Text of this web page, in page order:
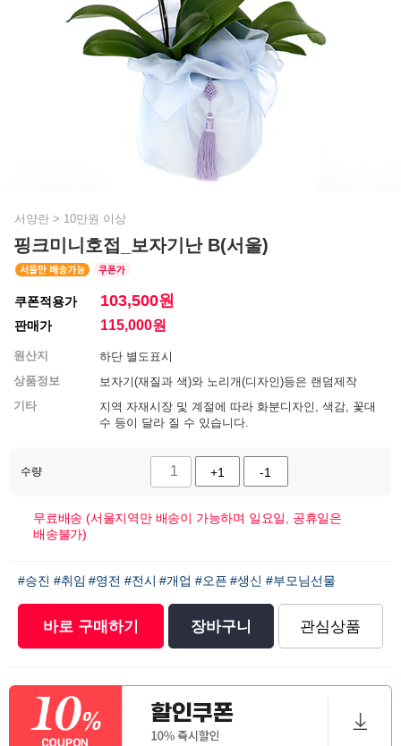
서양란 > 10만원 이상
핑크미니호접_보자기난 B(서울)
쿠폰적용가 103,500원
판매가 115,000원
원산지
하단 별도표시
상품정보
보자기(재질과 색)와 노리개(디자인)등은 랜덤제작
기타
지역 자재시장 및 계절에 따라 화분디자인, 색감, 꽃대
수 등이 달라 질 수 있습니다.
수량 +1 -1
무료배송 (서울지역만 배송이 가능하며 일요일, 공휴일은
배송불가)
#승진 #취임 #영전 #전시 #개업 #오픈 #생신 #부모님선물
바로 구매하기 장바구니 관심상품